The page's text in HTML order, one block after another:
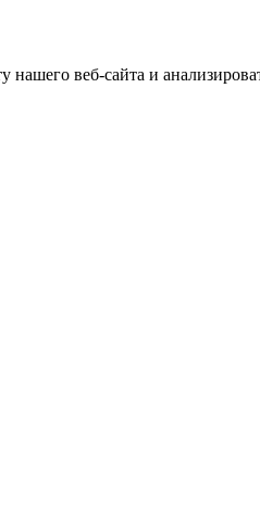
веб-сайта и